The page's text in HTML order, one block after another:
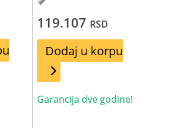
119.107 RSD
Dodaj u korpu
Garancija dve godine!